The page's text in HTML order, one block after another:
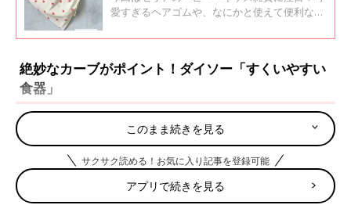
愛すぎるヘアゴムや、なにかと使えて便利な大
盛りだくさんです。SNSで話題のものばかりな
絶妙なカーブがポイント！ダイソー「すくいやすい
食器」
このまま続きを見る
サクサク読める！お気に入り記事を登録可能
アプリで続きを見る